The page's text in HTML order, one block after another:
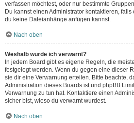
verfassen möchtest, oder nur bestimmte
Du kannst einen Administrator kontaktieren,
du keine Dateianhänge anfügen kannst.
Nach oben
Weshalb wurde ich verwarnt?
In jedem Board gibt es eigene Regeln, die
festgelegt werden. Wenn du gegen eine dieser
sie dir eine Verwarnung erteilen. Bitte beachte,
Administration dieses Boards ist und phpBB
Verwarnung zu tun hat. Kontaktiere einen
sicher bist, wieso du verwarnt wurdest.
Nach oben